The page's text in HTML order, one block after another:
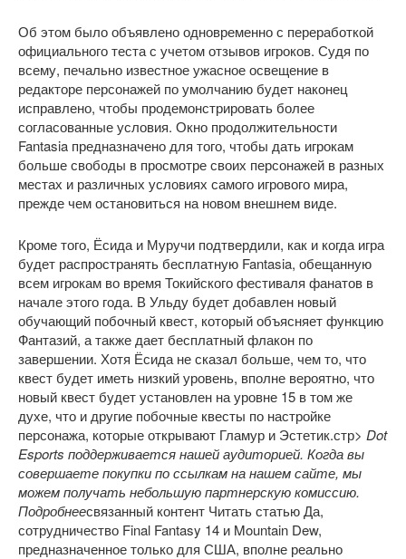
Об этом было объявлено одновременно с переработкой
официального теста с учетом отзывов игроков. Судя по
всему, печально известное ужасное освещение в
редакторе персонажей по умолчанию будет наконец
исправлено, чтобы продемонстрировать более
согласованные условия. Окно продолжительности
Fantasia предназначено для того, чтобы дать игрокам
больше свободы в просмотре своих персонажей в разных
местах и ​​различных условиях самого игрового мира,
прежде чем остановиться на новом внешнем виде.
Кроме того, Ёсида и Муручи подтвердили, как и когда игра
будет распространять бесплатную Fantasia, обещанную
всем игрокам во время Токийского фестиваля фанатов в
начале этого года. В Ульду будет добавлен новый
обучающий побочный квест, который объясняет функцию
Фантазий, а также дает бесплатный флакон по
завершении. Хотя Ёсида не сказал больше, чем то, что
квест будет иметь низкий уровень, вполне вероятно, что
новый квест будет установлен на уровне 15 в том же
духе, что и другие побочные квесты по настройке
персонажа, которые открывают Гламур и Эстетик.стр> Dot
Esports поддерживается нашей аудиторией. Когда вы
совершаете покупки по ссылкам на нашем сайте, мы
можем получать небольшую партнерскую комиссию.
Подробнеесвязанный контент Читать статью Да,
сотрудничество Final Fantasy 14 и Mountain Dew,
предназначенное только для США, вполне реально